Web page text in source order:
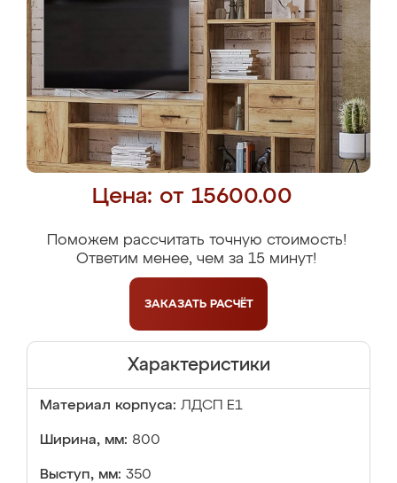
Цена: от 15600.00
Поможем рассчитать точную стоимость!
Ответим менее, чем за 15 минут!
ЗАКАЗАТЬ РАСЧЁТ
Характеристики
Материал корпуса: ЛДСП Е1
Ширина, мм: 800
Выступ, мм: 350